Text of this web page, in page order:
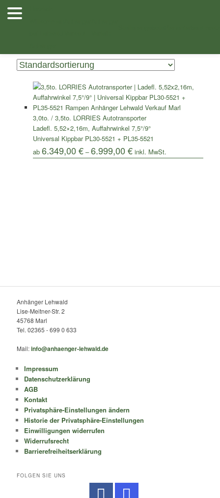
Zum
Inhalt
Zum
sekundären
Shop
3,0to. / 3,5to. LORRIES Autotransporter
Ladefl. 5,52×2,16m, Auffahrwinkel 7,5°/9°
Universal Kippbar PL30-5521 + PL35-5521
ab 6.349,00€–6.999,00€
Anhänger Lehwald
Lise-Meitner-Str. 2
45768 Marl
Tel. 02365 - 699 0 633
Mail:info@anhaenger-lehwald.de
Impressum
Datenschutzerklärung
AGB
Kontakt
Privatsphäre-Einstellungen ändern
Historie der Privatsphäre-Einstellungen
Einwilligungen widerrufen
Widerrufsrecht
Barrierefreiheitserklärung
FOLGEN SIE UNS